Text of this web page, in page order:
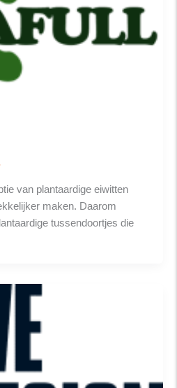
van plantaardige eiwitten
maken. Daarom
tussendoortjes die